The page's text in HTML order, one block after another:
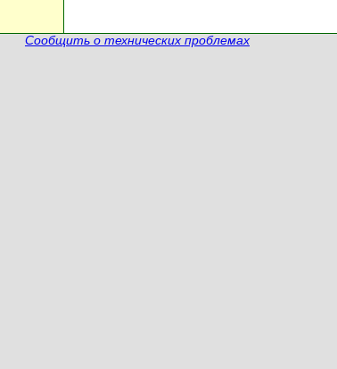
Сообщить о технических проблемах